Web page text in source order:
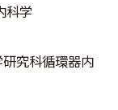
科学
究科循環器内